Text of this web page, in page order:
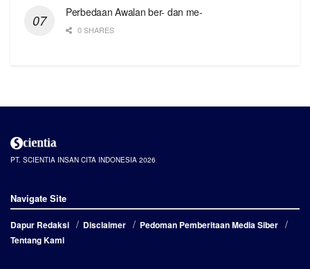
Perbedaan Awalan ber- dan me-
0 SHARES
PT. SCIENTIA INSAN CITA INDONESIA 2026
Navigate Site
Dapur Redaksi Disclaimer
Pedoman Pemberitaan Media Siber
Tentang Kami